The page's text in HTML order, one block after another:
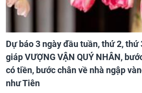
Dự báo 3 ngày đầu tuần, thứ 2, thứ
giáp VƯỢNG VẬN QUÝ NHÂN,
có tiền, bước chân về nhà ngập
như Tiên